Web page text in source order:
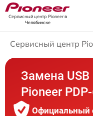
Сервисный центр Pioneerв
Челябинске
Сервисный центр
Замена USB
Pioneer
Официальный